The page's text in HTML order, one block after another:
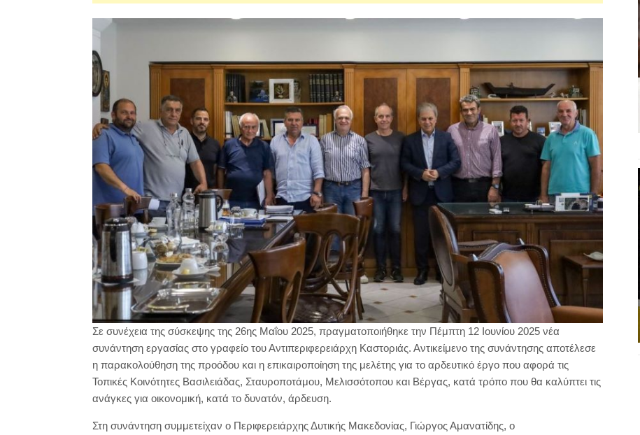
Σε συνέχεια της σύσκεψης της 26ης Μαΐου 2025, πραγματοποιήθηκε την Πέμπτη 12 Ιουνίου 2025 νέα
συνάντηση εργασίας στο γραφείο του Αντιπεριφερειάρχη Καστοριάς. Αντικείμενο της συνάντησης αποτέλεσε
η παρακολούθηση της προόδου και η επικαιροποίηση της μελέτης για το αρδευτικό έργο που αφορά τις
Τοπικές Κοινότητες Βασιλειάδας, Σταυροποτάμου, Μελισσότοπου και Βέργας, κατά τρόπο που θα καλύπτει τις
ανάγκες για οικονομική, κατά το δυνατόν, άρδευση.
Στη συνάντηση συμμετείχαν ο Περιφερειάρχης Δυτικής Μακεδονίας, Γιώργος Αμανατίδης, ο